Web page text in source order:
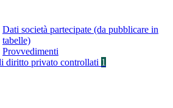
Dati società partecipate (da pubblicare in
tabelle)
Provvedimenti
diritto privato controllati 1